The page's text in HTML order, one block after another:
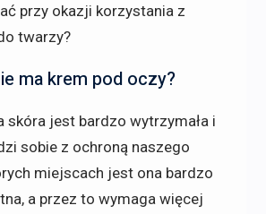
przy okazji korzystania z
twarzy?
ma krem pod oczy?
skóra jest bardzo wytrzymała i
sobie z ochroną naszego
miejscach jest ona bardzo
a przez to wymaga więcej